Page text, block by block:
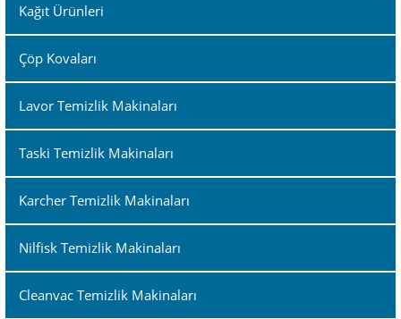
Kağıt Ürünleri
Çöp Kovaları
Lavor Temizlik Makinaları
Taski Temizlik Makinaları
Karcher Temizlik Makinaları
Nilfisk Temizlik Makinaları
Cleanvac Temizlik Makinaları